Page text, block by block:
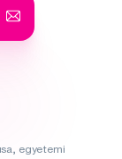
egyetemi